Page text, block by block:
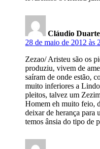
Cláudio Duarte
28 de maio de 2012 às
Zezao/ Aristeu são os
produziu, vivem de
saíram de onde estão,
muito inferiores a
pleitos, talvez um
Homem eh muito feio,
deixar de herança
temos ânsia do tipo de